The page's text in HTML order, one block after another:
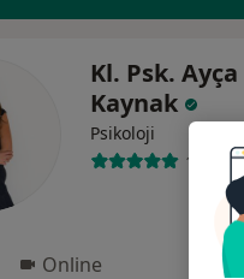
Kl. Psk.
Kaynak
Psikoloji
10
Online